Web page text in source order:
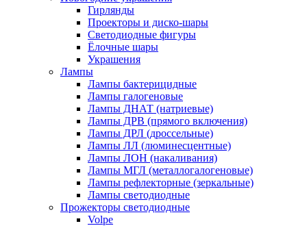
Гирлянды
Проекторы и диско-шары
Светодиодные фигуры
Ёлочные шары
Украшения
Лампы
Лампы бактерицидные
Лампы галогеновые
Лампы ДНАТ (натриевые)
Лампы ДРВ (прямого включения)
Лампы ДРЛ (дроссельные)
Лампы ЛЛ (люминесцентные)
Лампы ЛОН (накаливания)
Лампы МГЛ (металлогалогеновые)
Лампы рефлекторные (зеркальные)
Лампы светодиодные
Прожекторы светодиодные
Volpe